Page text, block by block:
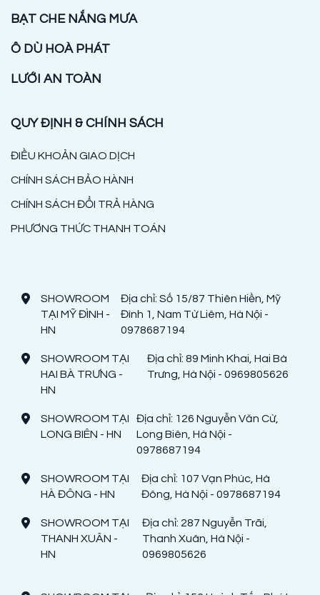
BẠT CHE NẮNG MƯA
Ô DÙ HOÀ PHÁT
LƯỚI AN TOÀN
QUY ĐỊNH & CHÍNH SÁCH
ĐIỀU KHOẢN GIAO DỊCH
CHÍNH SÁCH BẢO HÀNH
CHÍNH SÁCH ĐỔI TRẢ HÀNG
PHƯƠNG THỨC THANH TOÁN
SHOWROOM
TẠI MỸ ĐÌNH -
HN
Địa chỉ: Số 15/87 Thiên Hiền, Mỹ
Đình 1, Nam Từ Liêm, Hà Nội -
0978687194
SHOWROOM TẠI
HAI BÀ TRƯNG -
HN
Địa chỉ: 89 Minh Khai, Hai Bà
Trưng, Hà Nội - 0969805626
SHOWROOM TẠI
LONG BIÊN - HN
Địa chỉ: 126 Nguyễn Văn Cừ,
Long Biên, Hà Nội -
0978687194
SHOWROOM TẠI
HÀ ĐÔNG - HN
Địa chỉ: 107 Vạn Phúc, Hà
Đông, Hà Nội - 0978687194
SHOWROOM TẠI
THANH XUÂN -
HN
Địa chỉ: 287 Nguyễn Trãi,
Thanh Xuân, Hà Nội -
0969805626